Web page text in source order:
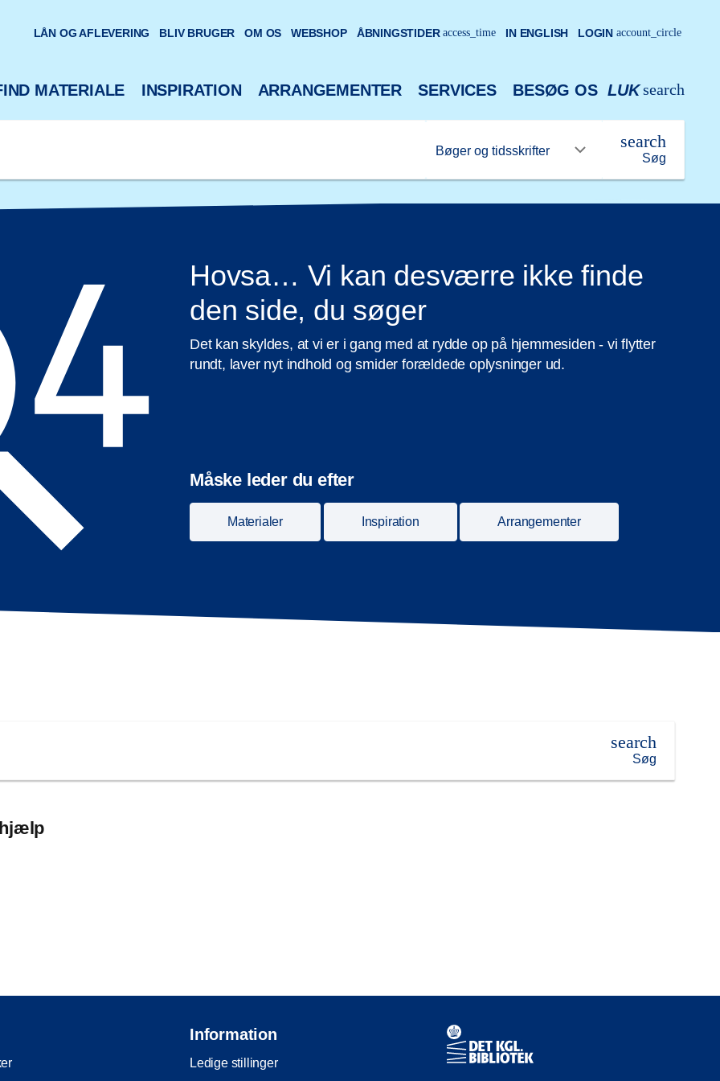
hjemmeside
MATERIALE INSPIRATION ARRANGEMENTER SERVICES BESØG OS search
LUK
Søg
search
LÅN OG AFLEVERING BLIV BRUGER OM OS WEBSHOP ÅBNINGSTIDER access_time IN ENGLISH LOGIN account_circle
Hovsa… Vi kan desværre ikke finde
den side, du søger
Det kan skyldes, at vi er i gang med at rydde op på hjemmesiden - vi flytter
rundt, laver nyt indhold og smider forældede oplysninger ud.
Måske leder du efter
Materialer Inspiration Arrangementer
Søg
search
hjælp
Information
Ledige stillinger
Kontaktinformationer